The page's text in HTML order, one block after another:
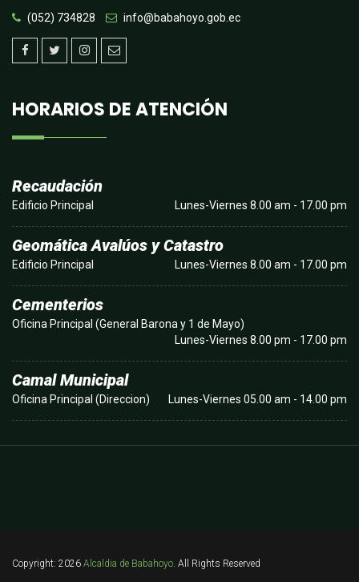
(052) 734828
info@babahoyo.gob.ec
HORARIOS DE ATENCIÓN
Recaudación
Edificio Principal Lunes-Viernes 8.00 am - 17.00 pm
Geomática Avalúos y Catastro
Edificio Principal Lunes-Viernes 8.00 am - 17.00 pm
Cementerios
Oficina Principal (General Barona y 1 de Mayo)
Lunes-Viernes 8.00 pm - 17.00 pm
Camal Municipal
Oficina Principal (Direccion) Lunes-Viernes 05.00 am - 14.00 pm
Copyright: 2026 Alcaldia de Babahoyo. All Rights Reserved